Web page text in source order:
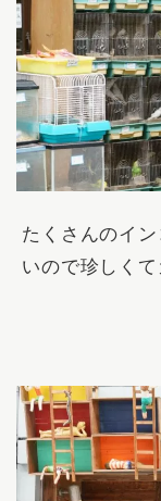
たくさんのイ
いので珍しくて